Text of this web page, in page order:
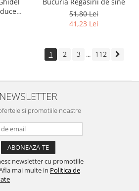
51,80 Lei
41,23 Lei
1 2 3 ... 112
NEWSLETTER
si promotiile noastre
newsletter cu promotiile
mai multe in Politica de